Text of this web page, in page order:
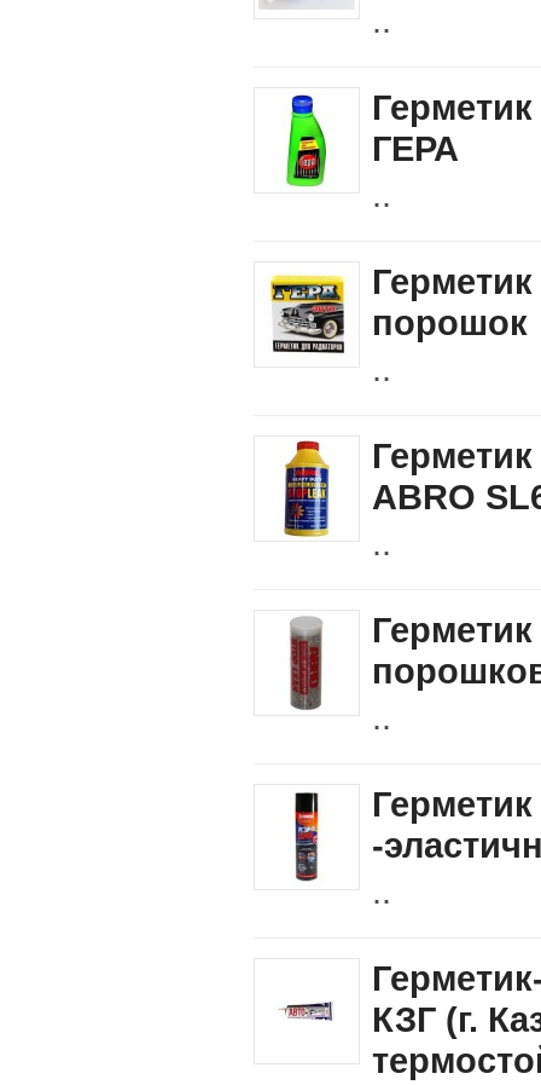
..
ГЕРА
..
порошок
..
ABRO
..
..
-
..
КЗГ (г.